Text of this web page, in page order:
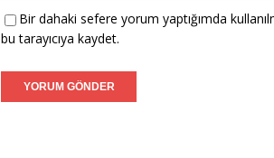
Bir dahaki sefere yorum yaptığımda
bu tarayıcıya kaydet.